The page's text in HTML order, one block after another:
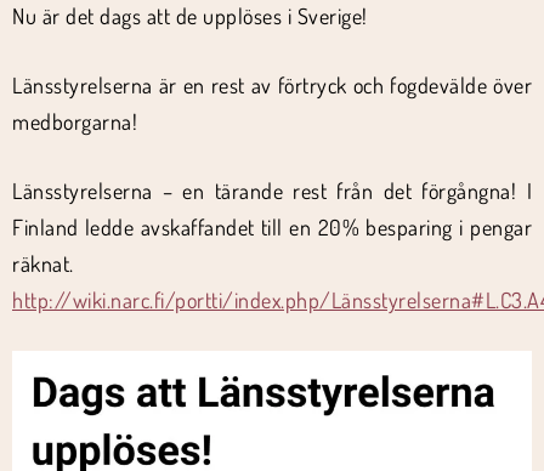
Nu är det dags att de upplöses i Sverige!
Länsstyrelserna är en rest av förtryck och fogdevälde över
medborgarna!
Länsstyrelserna – en tärande rest från det förgångna! I
Finland ledde avskaffandet till en 20% besparing i pengar
räknat.
http://wiki.narc.fi/portti/index.php/